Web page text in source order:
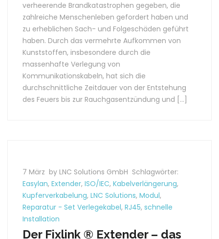
verheerende Brandkatastrophen gegeben, die
zahlreiche Menschenleben gefordert haben und
zu erheblichen Sach- und Folgeschäden geführt
haben. Durch das vermehrte Aufkommen von
Kunststoffen, insbesondere durch die
massenhafte Verlegung von
Kommunikationskabeln, hat sich die
durchschnittliche Zeitdauer von der Entstehung
des Feuers bis zur Rauchgasentzündung und […]
7 März by LNC Solutions GmbH Schlagwörter:
Easylan, Extender, ISO/IEC, Kabelverlängerung,
Kupferverkabelung, LNC Solutions, Modul,
Reparatur - Set Verlegekabel, RJ45, schnelle
Installation
Der Fixlink ® Extender – das